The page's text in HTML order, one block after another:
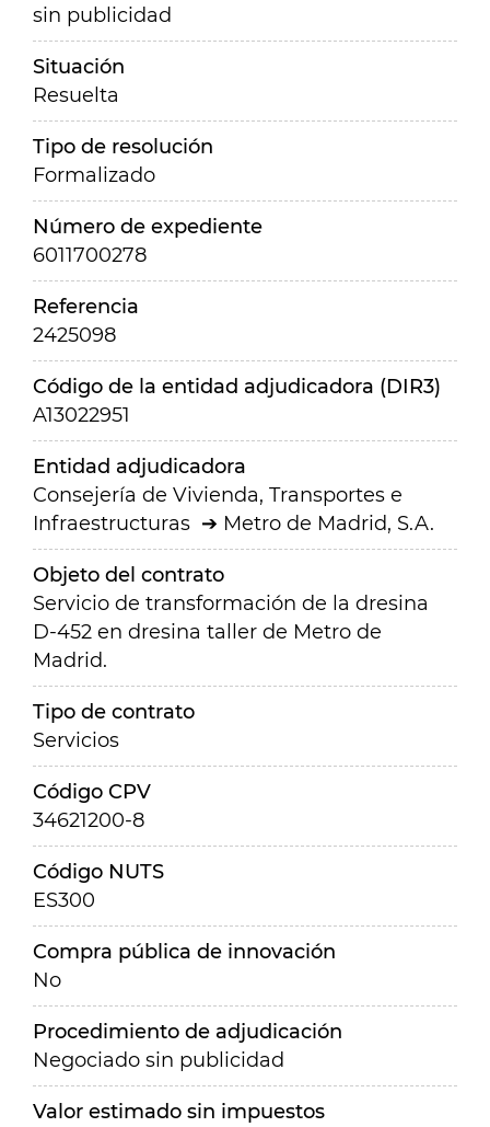
sin publicidad
Situación
Resuelta
Tipo de resolución
Formalizado
Número de expediente
6011700278
Referencia
2425098
Código de la entidad adjudicadora (DIR3)
A13022951
Entidad adjudicadora
Consejería de Vivienda, Transportes e
Infraestructuras
Metro de Madrid, S.A.
Objeto del contrato
Servicio de transformación de la dresina
D-452 en dresina taller de Metro de
Madrid.
Tipo de contrato
Servicios
Código CPV
34621200-8
Código NUTS
ES300
Compra pública de innovación
No
Procedimiento de adjudicación
Negociado sin publicidad
Valor estimado sin impuestos